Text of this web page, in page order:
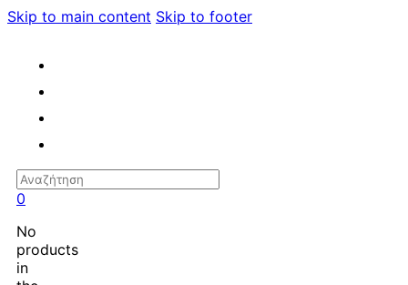
Skip to main content Skip to footer
Search
0
No
products
in